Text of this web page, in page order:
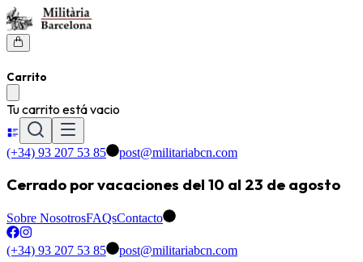
Carrito
Tu carrito está vacio
(+34) 93 207 53 85 post@militariabcn.com
Cerrado por vacaciones del 10 al 23 de agosto
Sobre NosotrosFAQsContacto
(+34) 93 207 53 85 post@militariabcn.com